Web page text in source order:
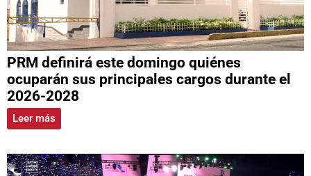
PRM definirá este domingo quiénes
ocuparán sus principales cargos durante el
2026-2028
Leer más